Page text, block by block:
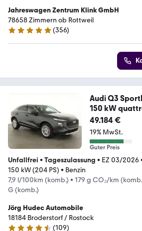
Jahreswagen Zentrum Klink GmbH
78658 Zimmern ob Rottweil
4.9 Sterne
(356)
Audi Q3
150 kW
49.184 €
19% MwSt.
Guter Preis
Unfallfrei • Tageszulassung • EZ 03/2026
150 kW (204 PS) • Benzin
7,9 l/100km (komb.) • 179 g CO₂/km
G (komb.)
Jörg Hudec Automobile
18184 Broderstorf / Rostock
(109)